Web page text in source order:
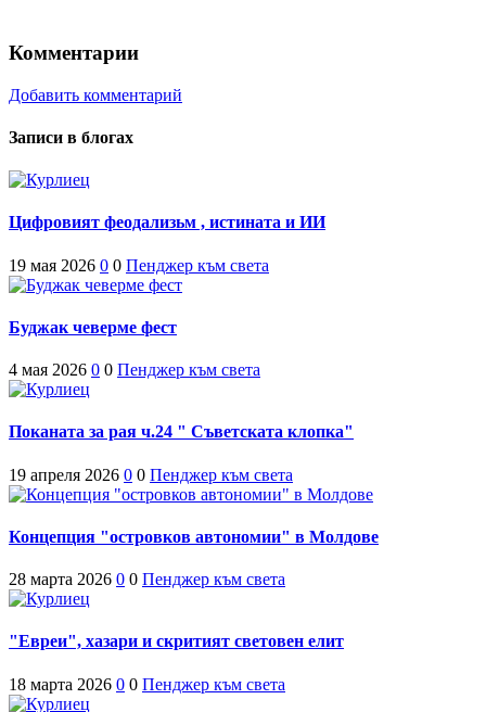
Комментарии
Добавить комментарий
Записи в блогах
Цифровият феодализьм , истината и ИИ
19 мая 2026 0 0 Пенджер към света
Буджак чеверме фест
4 мая 2026 0 0 Пенджер към света
Поканата за рая ч.24 " Съветската клопка"
19 апреля 2026 0 0 Пенджер към света
Концепция "островков автономии" в Молдове
28 марта 2026 0 0 Пенджер към света
"Евреи", хазари и скритият световен елит
18 марта 2026 0 0 Пенджер към света